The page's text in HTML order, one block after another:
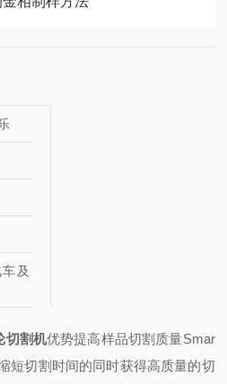
及
切割机优势提高样品切割质量Smar
短切割时间的同时获得高质量的切